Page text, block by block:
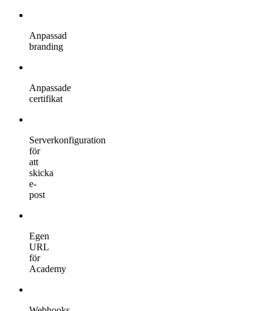
Anpassad
branding
Anpassade
certifikat
Serverkonfiguration
för
att
skicka
e-
post
Egen
URL
för
Academy